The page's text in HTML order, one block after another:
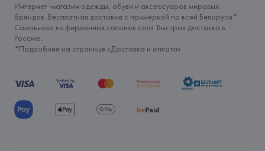
Интернет-магазин одежды, обуви и аксессуаров мировых
брендов. Бесплатная доставка с примеркой по всей Беларуси*.
Самовывоз из фирменных салонов сети. Быстрая доставка в
Россию.
*Подробнее на странице «Доставка и оплата»